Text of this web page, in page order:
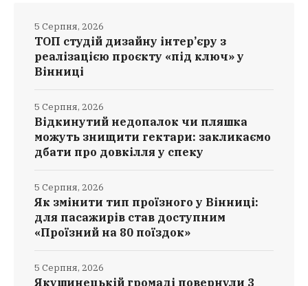
ТОП студій дизайну інтер’єру з
реалізацією проєкту «під ключ» у
Вінниці
5 Серпня, 2026
Відкинутий недопалок чи пляшка
можуть знищити гектари: закликаємо
дбати про довкілля у спеку
5 Серпня, 2026
Як змінити тип проїзного у Вінниці:
для пасажирів став доступним
«Проїзний на 80 поїздок»
5 Серпня, 2026
Якушинецькій громаді повернули 3
5 Серпня, 2026